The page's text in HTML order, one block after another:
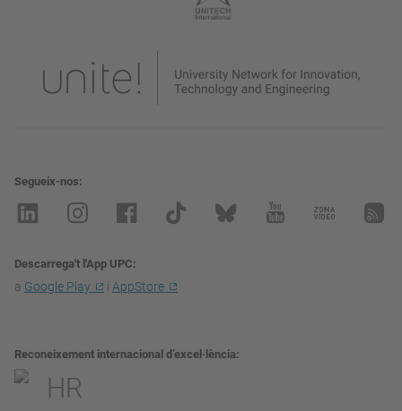
Segueix-nos
Descarrega't l'App UPC
a Google Play i AppStore
Reconeixement internacional d’excel·lència